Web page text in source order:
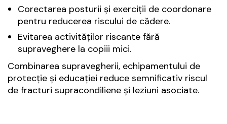
Corectarea posturii și exerciții de coordonare
pentru reducerea riscului de cădere.
Evitarea activităților riscante fără
supraveghere la copiii mici.
Combinarea supravegherii, echipamentului de
protecție și educației reduce semnificativ riscul
de fracturi supracondiliene și leziuni asociate.